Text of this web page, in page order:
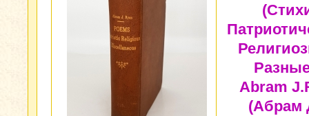
Abram
(Абрам